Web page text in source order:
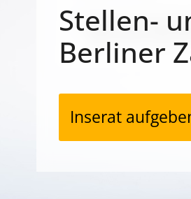
Stellen-
Berliner
Inserat